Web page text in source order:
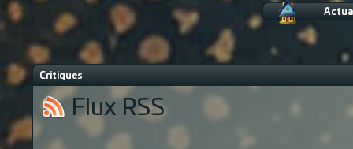
Critiques
Flux RSS